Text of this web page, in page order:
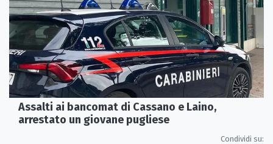
Assalti ai bancomat di Cassano e Laino,
arrestato un giovane pugliese
Condividi su: